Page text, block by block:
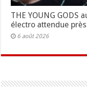
THE YOUNG GODS
électro attendue
6 août 2026